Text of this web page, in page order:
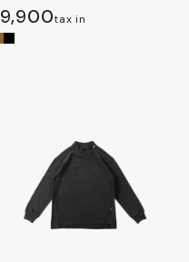
9,900tax in